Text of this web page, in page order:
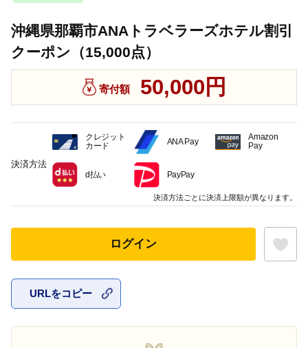
沖縄県那覇市ANAトラベラーズホテル割引
クーポン（15,000点）
寄付額 50,000円
ログイン
URLをコピー
決済方法
クレジット
カード
ANA Pay
Amazon
Pay
d払い PayPay
決済方法ごとに決済上限額が異なります。